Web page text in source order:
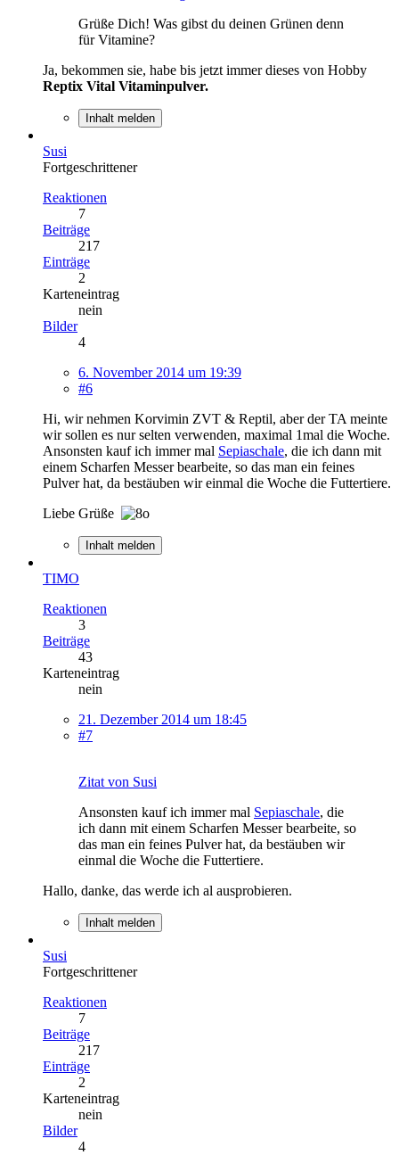
Grüße Dich! Was gibst du deinen Grünen denn
für Vitamine?
Ja, bekommen sie, habe bis jetzt immer dieses von Hobby
Reptix Vital Vitaminpulver.
Inhalt melden
Susi
Fortgeschrittener
Reaktionen
7
Beiträge
217
Einträge
2
Karteneintrag
nein
Bilder
4
6. November 2014 um 19:39
#6
Hi, wir nehmen Korvimin ZVT & Reptil, aber der TA meinte
wir sollen es nur selten verwenden, maximal 1mal die Woche.
Ansonsten kauf ich immer mal Sepiaschale, die ich dann mit
einem Scharfen Messer bearbeite, so das man ein feines
Pulver hat, da bestäuben wir einmal die Woche die Futtertiere.
Liebe Grüße
Inhalt melden
TIMO
Reaktionen
3
Beiträge
43
Karteneintrag
nein
21. Dezember 2014 um 18:45
#7
Zitat von Susi
Ansonsten kauf ich immer mal Sepiaschale, die
ich dann mit einem Scharfen Messer bearbeite, so
das man ein feines Pulver hat, da bestäuben wir
einmal die Woche die Futtertiere.
Hallo, danke, das werde ich al ausprobieren.
Inhalt melden
Susi
Fortgeschrittener
Reaktionen
7
Beiträge
217
Einträge
2
Karteneintrag
nein
Bilder
4